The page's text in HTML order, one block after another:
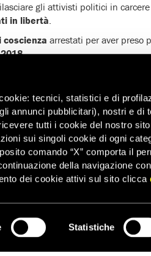
tecnici, statistici e di
annunci pubblicitari), nostri e di
tutti i cookie del nostro
sui singoli cookie di ogni
comando “X” comporta il
della navigazione
dei cookie attivi sul sito clicca
Statistiche
gli attivisti politici in
in libertà.
arrestati per aver preso
.
nessuno finisca in carcere solo
umani.
sono pubblicate anche su